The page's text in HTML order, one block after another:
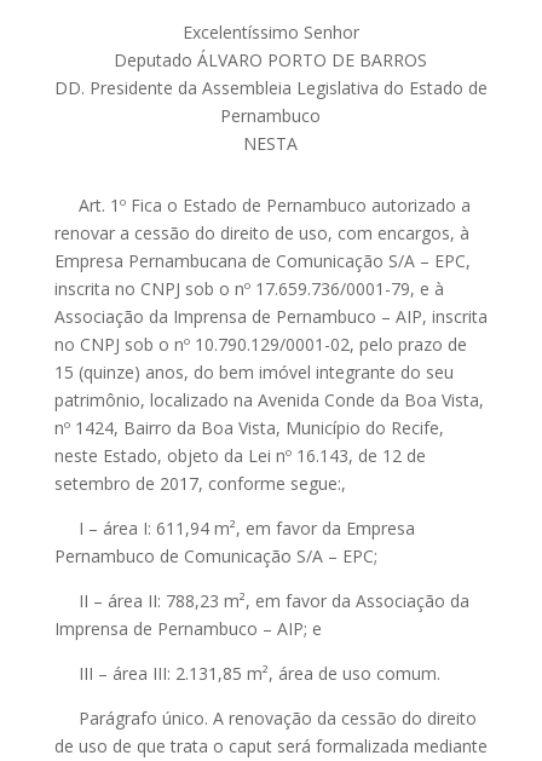
Excelentíssimo Senhor
Deputado ÁLVARO PORTO DE BARROS
DD. Presidente da Assembleia Legislativa do Estado de
Pernambuco
NESTA
Art. 1º Fica o Estado de Pernambuco autorizado a
renovar a cessão do direito de uso, com encargos, à
Empresa Pernambucana de Comunicação S/A – EPC,
inscrita no CNPJ sob o nº 17.659.736/0001-79, e à
Associação da Imprensa de Pernambuco – AIP, inscrita
no CNPJ sob o nº 10.790.129/0001-02, pelo prazo de
15 (quinze) anos, do bem imóvel integrante do seu
patrimônio, localizado na Avenida Conde da Boa Vista,
nº 1424, Bairro da Boa Vista, Município do Recife,
neste Estado, objeto da Lei nº 16.143, de 12 de
setembro de 2017, conforme segue:,
I – área I: 611,94 m², em favor da Empresa
Pernambuco de Comunicação S/A – EPC;
II – área II: 788,23 m², em favor da Associação da
Imprensa de Pernambuco – AIP; e
III – área III: 2.131,85 m², área de uso comum.
Parágrafo único. A renovação da cessão do direito
de uso de que trata o caput será formalizada mediante